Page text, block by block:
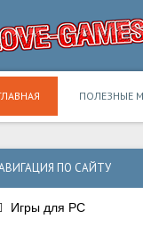
ПОЛЕЗНЫЕ
ПО САЙТУ
Игры для PC